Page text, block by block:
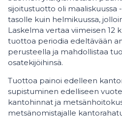
sijoitustuotto oli maaliskuussa
tasolle kuin helmikuussa,
Laskelma vertaa viimeisen 12
tuottoa periodia edeltävään
perusteella ja mahdollistaa
osatekijöihinsä.
Tuottoa painoi edelleen
supistuminen edelliseen
kantohinnat ja
metsänomistajalle